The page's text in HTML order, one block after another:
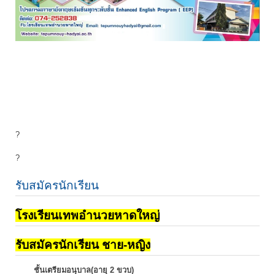
?
?
รับสมัครนักเรียน
โรงเรียนเทพอำนวยหาดใหญ่
รับสมัครนักเรียน ชาย-หญิง
ชั้นเตรียมอนุบาล(อายุ 2 ขวบ)